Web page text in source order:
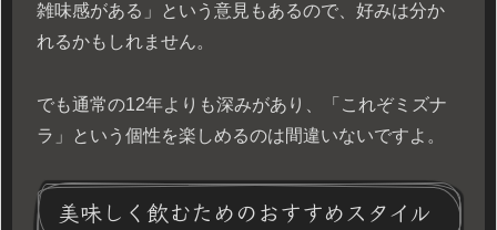
雑味感がある」という意見もあるので、好みは分か
れるかもしれません。
でも通常の12年よりも深みがあり、「これぞミズナ
ラ」という個性を楽しめるのは間違いないですよ。
美味しく飲むためのおすすめスタイル